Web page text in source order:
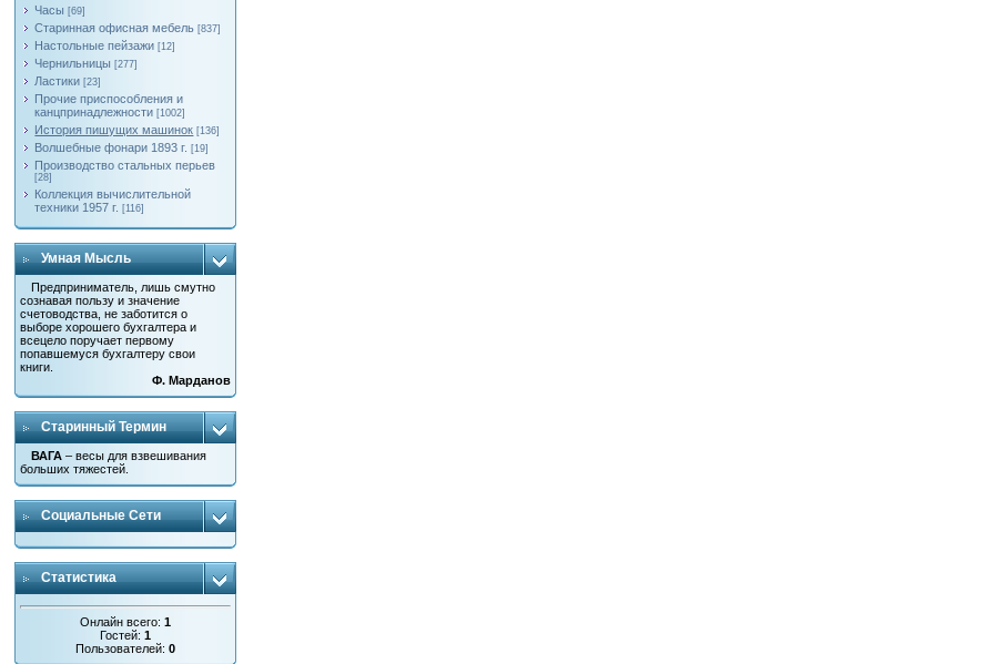
Часы [69]
Старинная офисная мебель [837]
Настольные пейзажи [12]
Чернильницы [277]
Ластики [23]
Прочие приспособления и
канцпринадлежности [1002]
История пишущих машинок [136]
Волшебные фонари 1893 г. [19]
Производство стальных перьев
[28]
Коллекция вычислительной
техники 1957 г. [116]
Умная Мысль
Предприниматель, лишь смутно
сознавая пользу и значение
счетоводства, не заботится о
выборе хорошего бухгалтера и
всецело поручает первому
попавшемуся бухгалтеру свои
книги.
Ф. Марданов
Старинный Термин
ВАГА – весы для взвешивания
больших тяжестей.
Социальные Сети
Статистика
Онлайн всего:1
Гостей:1
Пользователей:0